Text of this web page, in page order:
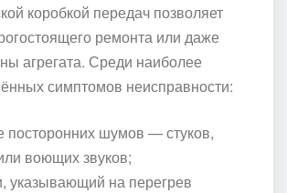
коробкой передач позволяет
ремонта или даже
агрегата. Среди наиболее
симптомов неисправности:
посторонних шумов — стуков,
воющих звуков;
указывающий на перегрев